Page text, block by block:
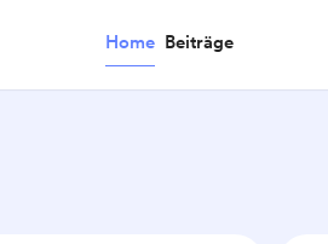
Home Beiträge